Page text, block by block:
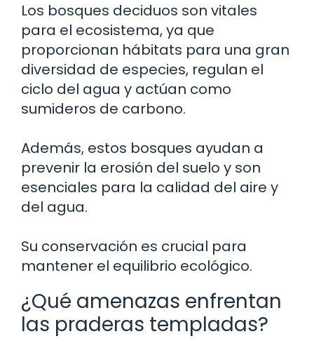
Los bosques deciduos son vitales
para el ecosistema, ya que
proporcionan hábitats para una gran
diversidad de especies, regulan el
ciclo del agua y actúan como
sumideros de carbono.
Además, estos bosques ayudan a
prevenir la erosión del suelo y son
esenciales para la calidad del aire y
del agua.
Su conservación es crucial para
mantener el equilibrio ecológico.
¿Qué amenazas enfrentan
las praderas templadas?